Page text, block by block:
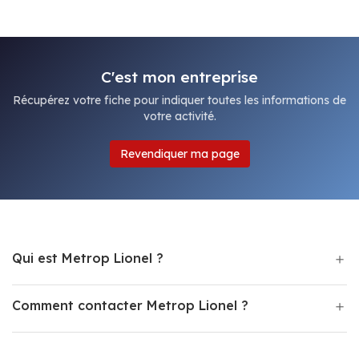
C'est mon entreprise
Récupérez votre fiche pour indiquer toutes les informations de
votre activité.
Revendiquer ma page
Qui est Metrop Lionel ?
Comment contacter Metrop Lionel ?